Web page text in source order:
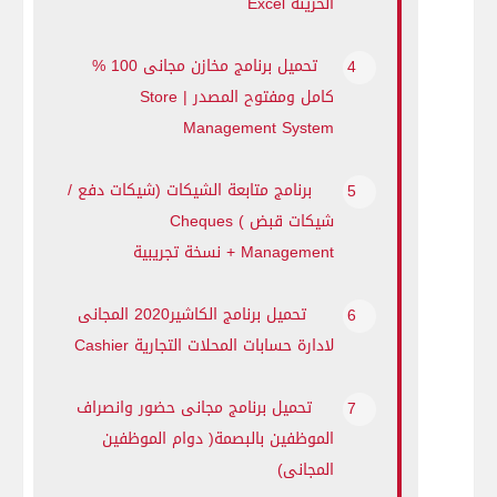
تحميل برنامج مخازن مجانى 100 %
كامل ومفتوح المصدر | Store
Management System
برنامج متابعة الشيكات (شيكات دفع /
شيكات قبض )Cheques
Management + نسخة تجريبية
تحميل برنامج الكاشير2020 المجانى
لادارة حسابات المحلات التجارية Cashier
تحميل برنامج مجانى حضور وانصراف
الموظفين بالبصمة( دوام الموظفين
المجانى)